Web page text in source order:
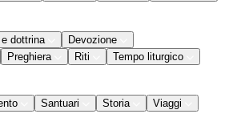
dottrina
Devozione
Preghiera Riti
Tempo liturgico
Santuari Storia Viaggi